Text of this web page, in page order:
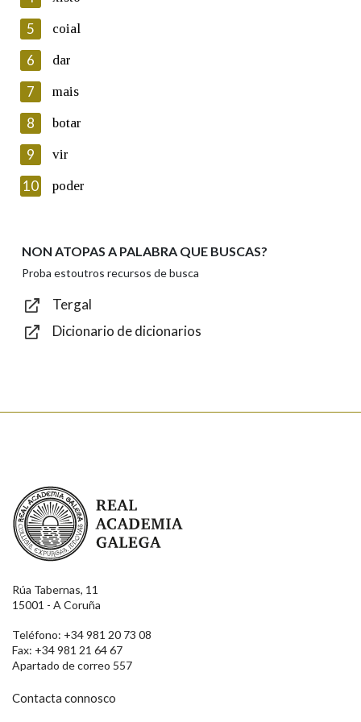
Lin e acepto as condicións da política de
Introduce o código que aparece na imaxe:
Texto de verificación
Enviar
5 coial
6 dar
7 mais
8 botar
9 vir
10 poder
NON ATOPAS A PALABRA QUE BUSCAS?
Proba estoutros recursos de busca
Tergal
Dicionario de dicionarios
Real Academia Galega
Rúa Tabernas, 11
15001 - A Coruña
Teléfono: +34 981 20 73 08
Fax: +34 981 21 64 67
Apartado de correo 557
Contacta connosco